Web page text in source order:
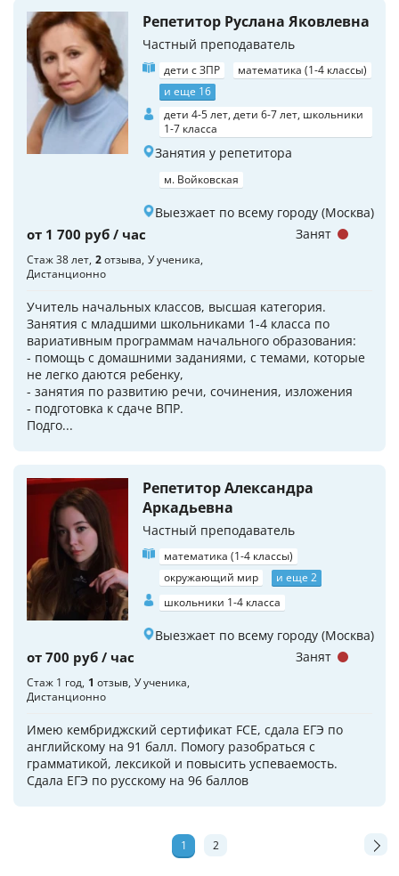
Репетитор Руслана Яковлевна
Частный преподаватель
дети с ЗПР
математика (1-4 классы)
и еще 16
дети 4-5 лет, дети 6-7 лет, школьники
1-7 класса
Занятия у репетитора
м. Войковская
Выезжает по всему городу (Москва)
от 1 700 руб / час
Стаж 38 лет 2отзыва У ученика
Дистанционно
Учитель начальных классов, высшая категория.
Занятия с младшими школьниками 1-4 класса по
вариативным программам начального образования:
- помощь с домашними заданиями, с темами, которые
не легко даются ребенку,
- занятия по развитию речи, сочинения, изложения
- подготовка к сдаче ВПР.
Подго...
Занят
Репетитор Александра
Аркадьевна
Частный преподаватель
математика (1-4 классы)
окружающий мир
и еще 2
школьники 1-4 класса
Выезжает по всему городу (Москва)
от 700 руб / час
Стаж 1 год 1 отзыв У ученика
Дистанционно
Имею кембриджский сертификат FCE, сдала ЕГЭ по
английскому на 91 балл. Помогу разобраться с
грамматикой, лексикой и повысить успеваемость.
Сдала ЕГЭ по русскому на 96 баллов
Занят
1 2